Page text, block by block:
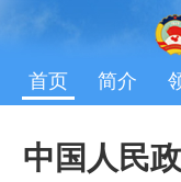
首页 简介
中国人民